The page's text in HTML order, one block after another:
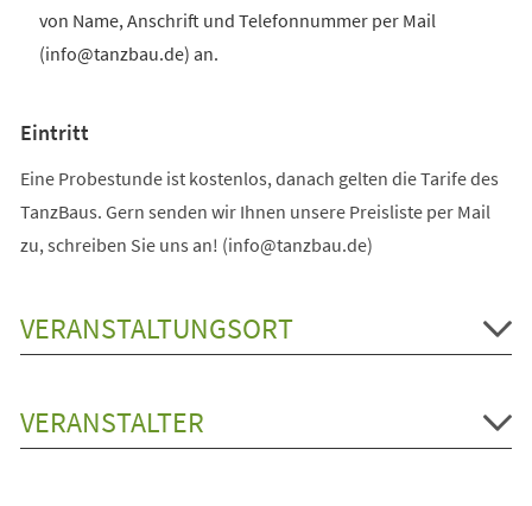
von Name, Anschrift und Telefonnummer per Mail
(info@tanzbau.de) an.
Eintritt
Eine Probestunde ist kostenlos, danach gelten die Tarife des
TanzBaus. Gern senden wir Ihnen unsere Preisliste per Mail
zu, schreiben Sie uns an! (info@tanzbau.de)
VERANSTALTUNGSORT
VERANSTALTER